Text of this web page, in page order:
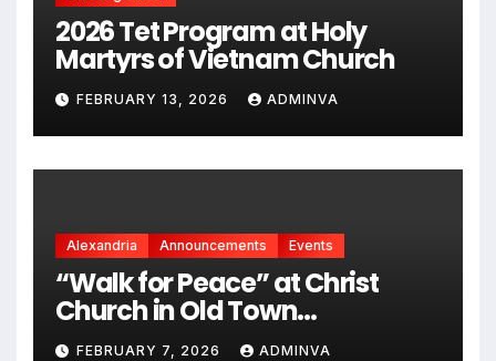
2026 Tet Program at Holy
Martyrs of Vietnam Church
FEBRUARY 13, 2026 ADMINVA
Alexandria Announcements Events
“Walk for Peace” at Christ
Church in Old Town
Alexandria on Monday,
FEBRUARY 7, 2026 ADMINVA